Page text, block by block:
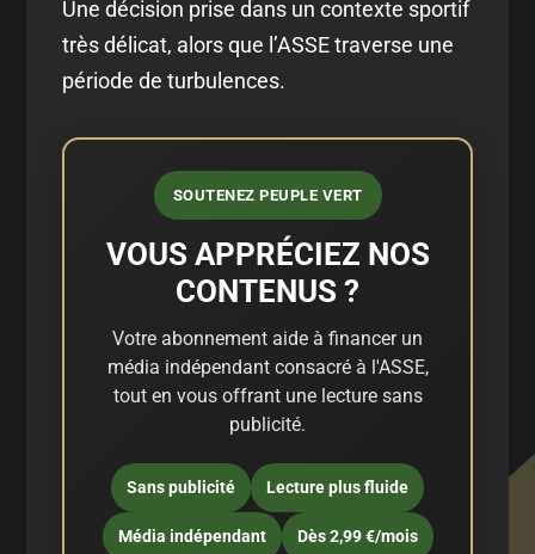
Une décision prise dans un contexte sportif
très délicat, alors que l’ASSE traverse une
période de turbulences.
SOUTENEZ PEUPLE VERT
VOUS APPRÉCIEZ NOS
CONTENUS ?
Votre abonnement aide à financer un
média indépendant consacré à l'ASSE,
tout en vous offrant une lecture sans
publicité.
Sans publicité Lecture plus fluide
Média indépendant Dès 2,99 €/mois